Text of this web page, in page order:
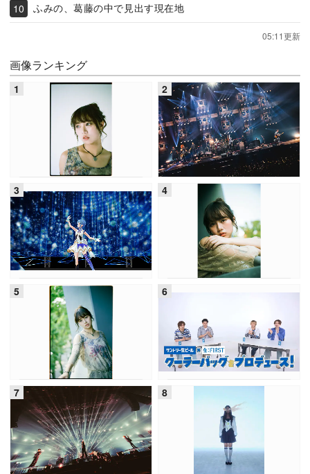
ふみの、葛藤の中で見出す現在地
05:11更新
画像ランキング